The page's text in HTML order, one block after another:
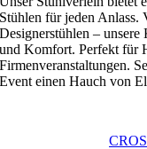
Stühlen für jeden Anlass.
Designerstühlen –
und Komfort. Perfekt für
Firmenveranstaltungen.
Event einen Hauch von